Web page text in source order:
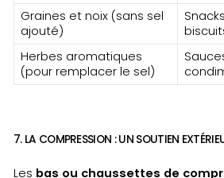
Graines et noix (sans sel
ajouté)
Herbes aromatiques
(pour remplacer le sel)
7. LA COMPRESSION : UN SOUTIEN
Les bas ou chaussettes de